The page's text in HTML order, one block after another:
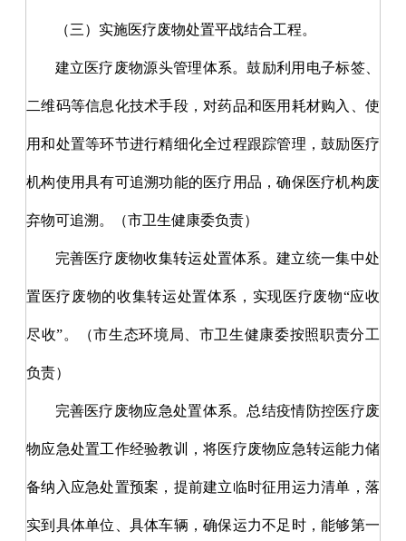
（三）实施医疗废物处置平战结合工程。
建立医疗废物源头管理体系。鼓励利用电子标签、
二维码等信息化技术手段，对药品和医用耗材购入、使
用和处置等环节进行精细化全过程跟踪管理，鼓励医疗
机构使用具有可追溯功能的医疗用品，确保医疗机构废
弃物可追溯。（市卫生健康委负责）
完善医疗废物收集转运处置体系。建立统一集中处
置医疗废物的收集转运处置体系，实现医疗废物“应收
尽收”。（市生态环境局、市卫生健康委按照职责分工
负责）
完善医疗废物应急处置体系。 总结疫情防控医疗废
物应急处置工作经验教训，将医疗废物应急转运能力储
备纳入应急处置预案，提前建立临时征用运力清单，落
实到具体单位、具体车辆，确保运力不足时，能够第一